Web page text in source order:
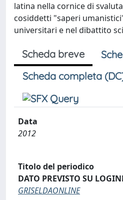
latina nella cornice di
cosiddetti "saperi
universitari e nel dibattito
Scheda breve
Scheda completa
Data
2012
Titolo del periodico
DATO PREVISTO SU
GRISELDAONLINE